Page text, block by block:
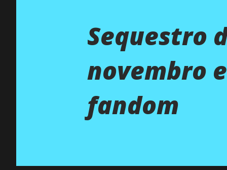
Sequestro
novembro
fandom